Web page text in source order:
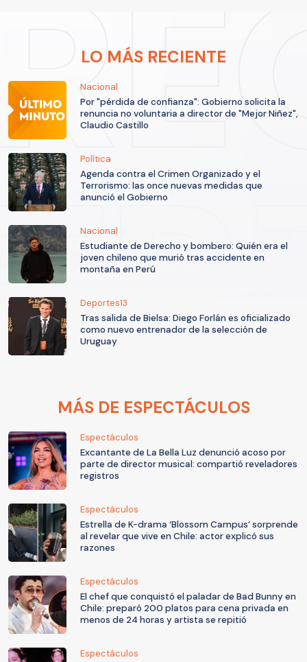
LO MÁS RECIENTE
Nacional
Por "pérdida de confianza": Gobierno solicita la
renuncia no voluntaria a director de "Mejor Niñez",
Claudio Castillo
Política
Agenda contra el Crimen Organizado y el
Terrorismo: las once nuevas medidas que
anunció el Gobierno
Nacional
Estudiante de Derecho y bombero: Quién era el
joven chileno que murió tras accidente en
montaña en Perú
Deportes13
Tras salida de Bielsa: Diego Forlán es oficializado
como nuevo entrenador de la selección de
Uruguay
MÁS DE ESPECTÁCULOS
Espectáculos
Excantante de La Bella Luz denunció acoso por
parte de director musical: compartió reveladores
registros
Espectáculos
Estrella de K-drama ‘Blossom Campus’ sorprende
al revelar que vive en Chile: actor explicó sus
razones
Espectáculos
El chef que conquistó el paladar de Bad Bunny en
Chile: preparó 200 platos para cena privada en
menos de 24 horas y artista se repitió
Espectáculos